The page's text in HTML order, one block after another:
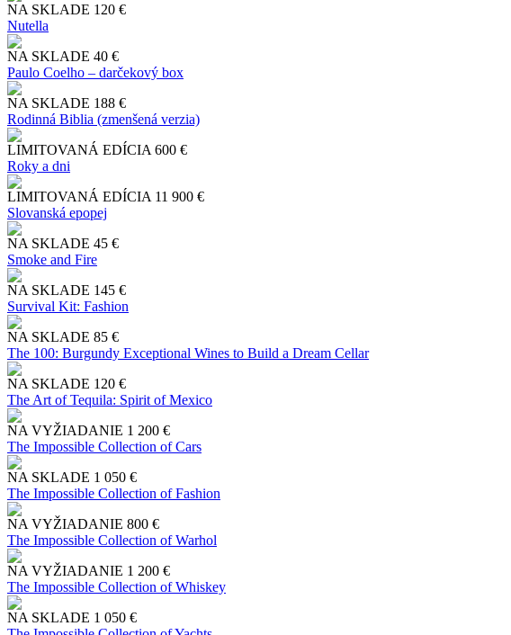
NA SKLADE 120 €
Nutella
NA SKLADE 40 €
Paulo Coelho – darčekový box
NA SKLADE 188 €
Rodinná Biblia (zmenšená verzia)
LIMITOVANÁ EDÍCIA 600 €
Roky a dni
LIMITOVANÁ EDÍCIA 11 900 €
Slo​vanská epopej
NA SKLADE 45 €
Smoke and Fire
NA SKLADE 145 €
Survival Kit: Fashion
NA SKLADE 85 €
The 100: Burgundy Exceptional Wines to Build a Dream Cellar
NA SKLADE 120 €
The Art of Tequila: Spirit of Mexico
NA VYŽIADANIE 1 200 €
The Impossible Collection of Cars
NA SKLADE 1 050 €
The Impossible Collection of Fashion
NA VYŽIADANIE 800 €
The Impossible Collection of Warhol
NA VYŽIADANIE 1 200 €
The Impossible Collection of Whiskey
NA SKLADE 1 050 €